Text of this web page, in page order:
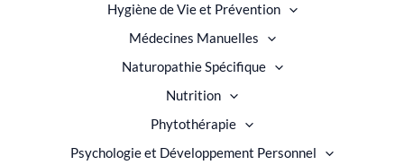
Hygiène de Vie et Prévention
Médecines Manuelles
Naturopathie Spécifique
Nutrition
Phytothérapie
Psychologie et Développement Personnel